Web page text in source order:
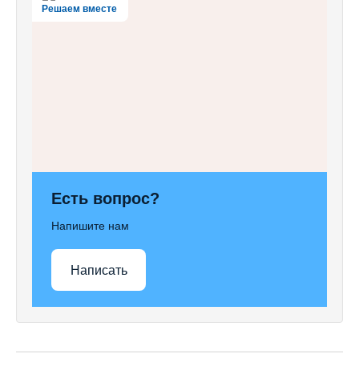
Решаем вместе
Есть вопрос?
Напишите нам
Написать